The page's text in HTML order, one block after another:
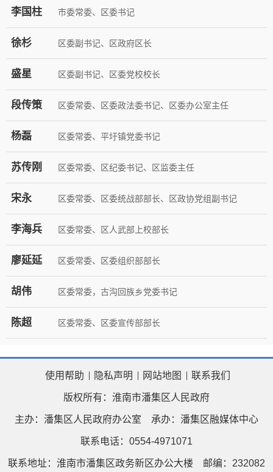
李国柱 市委常委、区委书记
徐杉 区委副书记、区政府区长
盛星 区委副书记、区委党校校长
段传策 区委常委、区委政法委书记、区委办公室主任
杨磊 区委常委、平圩镇党委书记
苏传刚 区委常委、区纪委书记、区监委主任
宋永 区委常委、区委统战部部长、区政协党组副书记
李海兵 区委常委、区人武部上校部长
廖延延 区委常委、区委组织部部长
胡伟 区委常委，古沟回族乡党委书记
陈超 区委常委、区委宣传部部长
使用帮助 隐私声明 网站地图 联系我们
版权所有：淮南市潘集区人民政府
主办：潘集区人民政府办公室 承办：潘集区融媒体中心
联系电话：0554-4971071
联系地址：淮南市潘集区政务新区办公大楼 邮编：232082